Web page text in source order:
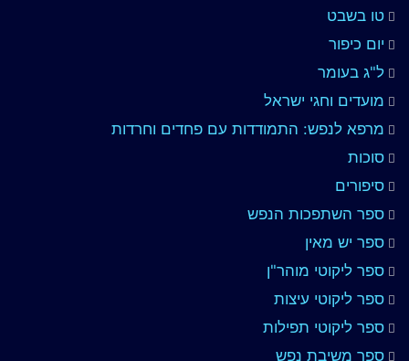
טו בשבט
יום כיפור
ל"ג בעומר
מועדים וחגי ישראל
מרפא לנפש: התמודדות עם פחדים וחרדות
סוכות
סיפורים
ספר השתפכות הנפש
ספר יש מאין
ספר ליקוטי מוהר"ן
ספר ליקוטי עיצות
ספר ליקוטי תפילות
ספר משיבת נפש